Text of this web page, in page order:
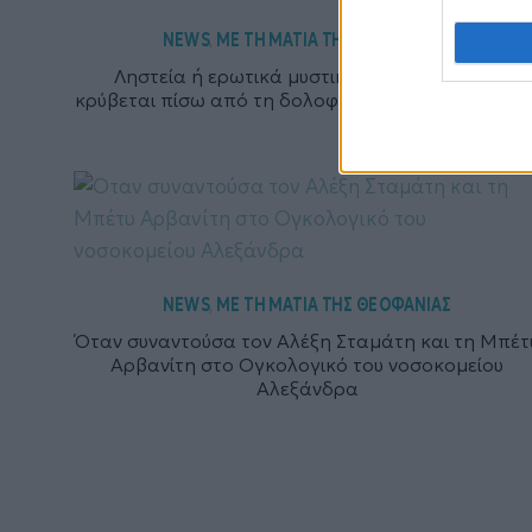
NEWS, ΜΕ ΤΗ ΜΑΤΙΑ ΤΗΣ ΘΕΟΦΑΝΙΑΣ
Ληστεία ή ερωτικά μυστικά; Κάτι βαθύτερο
κρύβεται πίσω από τη δολοφονία της διασώστριας;
NEWS, ΜΕ ΤΗ ΜΑΤΙΑ ΤΗΣ ΘΕΟΦΑΝΙΑΣ
Όταν συναντούσα τον Αλέξη Σταμάτη και τη
Αρβανίτη στο Ογκολογικό του νοσοκομείου
Αλεξάνδρα